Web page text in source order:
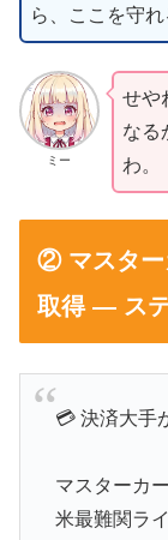
ら、ここを守れ
ミー
せや
なる
わ。
② マスター
取得 — ス
💳 決済大手
マスターカ
米最難関ラ